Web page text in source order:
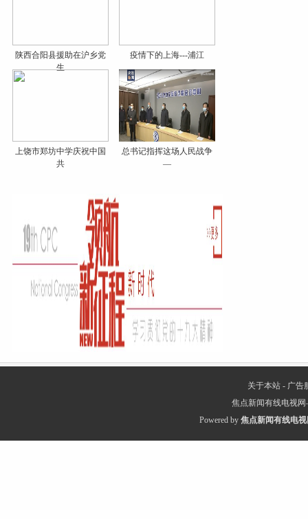
陕西合阳县援助在沪乡党
生
疫情下的上海---浦江
上饶市郑坊中学庆祝中国
共
总书记指挥这场人民战争
—
关于本站 - 广告
焦点新闻有线电视
Powered by 焦点新闻有线电